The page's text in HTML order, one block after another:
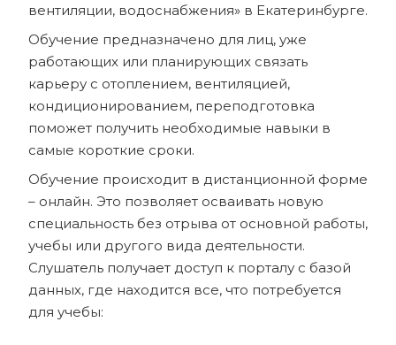
вентиляции, водоснабжения» в Екатеринбурге.
Обучение предназначено для лиц, уже
работающих или планирующих связать
карьеру с отоплением, вентиляцией,
кондиционированием, переподготовка
поможет получить необходимые навыки в
самые короткие сроки.
Обучение происходит в дистанционной форме
– онлайн. Это позволяет осваивать новую
специальность без отрыва от основной работы,
учебы или другого вида деятельности.
Слушатель получает доступ к порталу с базой
данных, где находится все, что потребуется
для учебы: